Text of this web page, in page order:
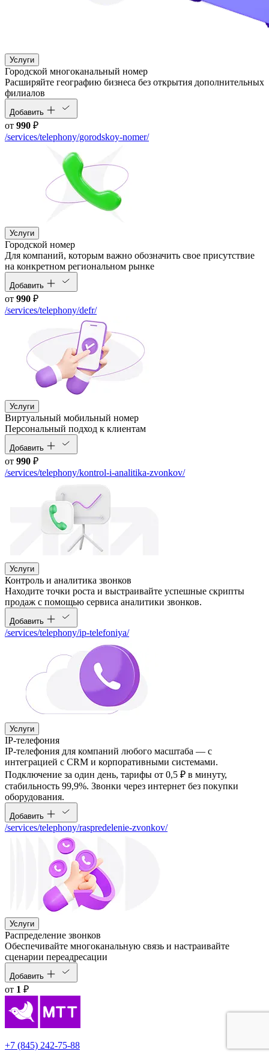
Услуги
Городской многоканальный номер
Расширяйте географию бизнеса без открытия дополнительных
филиалов
Добавить
от 990 ₽
/services/telephony/gorodskoy-nomer/
Услуги
Городской номер
Для компаний, которым важно обозначить свое присутствие
на конкретном региональном рынке
Добавить
от 990 ₽
/services/telephony/defr/
Услуги
Виртуальный мобильный номер
Персональный подход к клиентам
Добавить
от 990 ₽
/services/telephony/kontrol-i-analitika-zvonkov/
Услуги
Контроль и аналитика звонков
Находите точки роста и выстраивайте успешные скрипты
продаж с помощью сервиса аналитики звонков.
Добавить
/services/telephony/ip-telefoniya/
Услуги
IP-телефония
IP-телефония для компаний любого масштаба — с
интеграцией с CRM и корпоративными системами.
Подключение за один день, тарифы от 0,5 ₽ в минуту,
стабильность 99,9%. Звонки через интернет без покупки
оборудования.
Добавить
/services/telephony/raspredelenie-zvonkov/
Услуги
Распределение звонков
Обеспечивайте многоканальную связь и настраивайте
сценарии переадресации
Добавить
от 1 ₽
+7 (845) 242-75-88